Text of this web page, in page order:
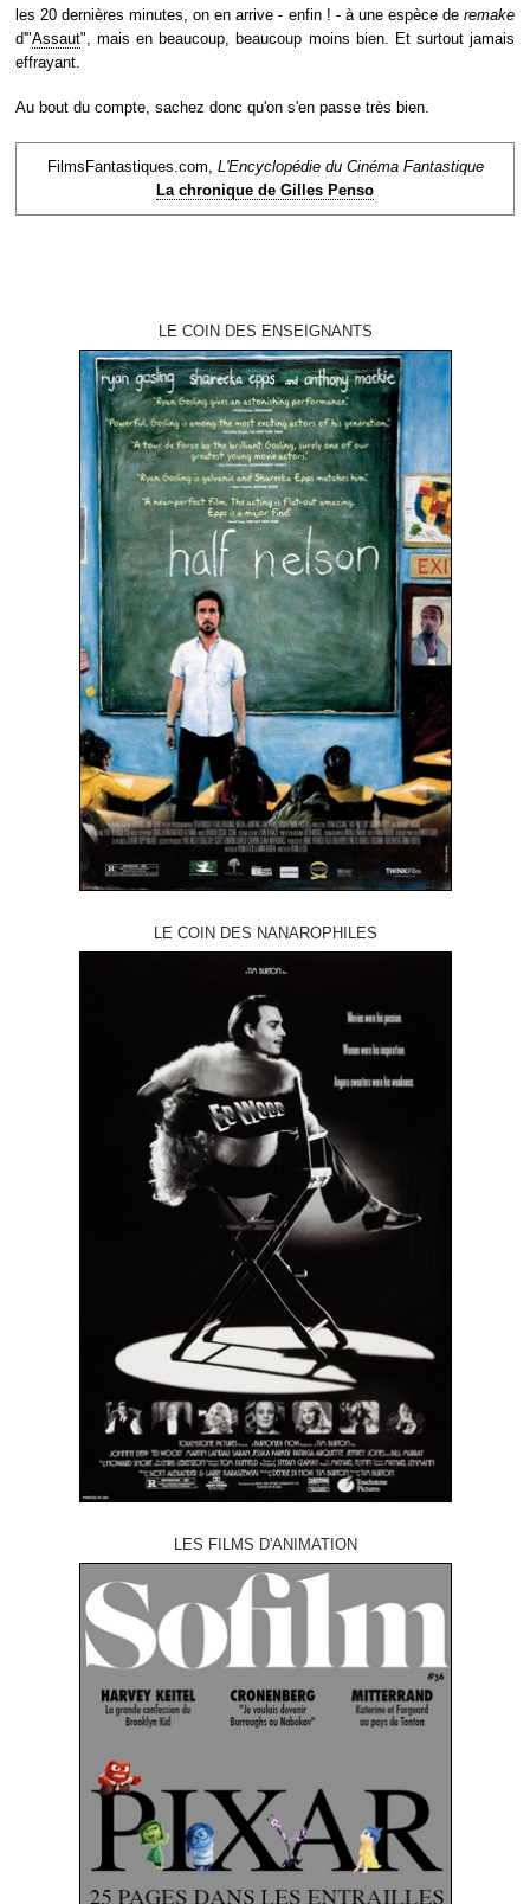
les 20 dernières minutes, on en arrive - enfin ! - à une espèce de remake
d'"Assaut", mais en beaucoup, beaucoup moins bien. Et surtout jamais
effrayant.
Au bout du compte, sachez donc qu'on s'en passe très bien.
FilmsFantastiques.com, L'Encyclopédie du Cinéma Fantastique
La chronique de Gilles Penso
LE COIN DES ENSEIGNANTS
LE COIN DES NANAROPHILES
LES FILMS D'ANIMATION